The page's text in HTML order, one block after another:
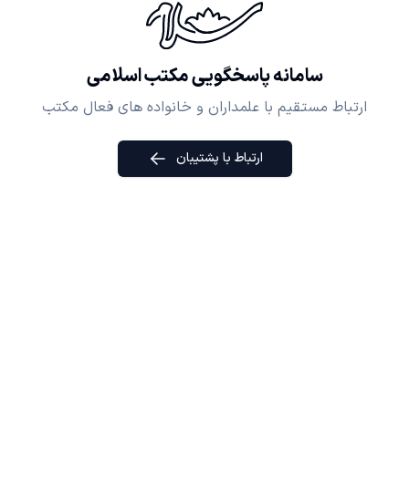
سامانه پاسخگویی مکتب اسلامی
ارتباط مستقیم با علمداران و خانواده های فعال مکتب
ارتباط با پشتیبان